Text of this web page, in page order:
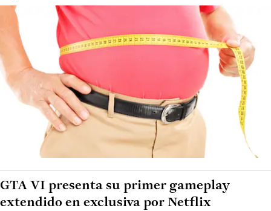
GTA VI presenta su primer gameplay
extendido en exclusiva por Netflix